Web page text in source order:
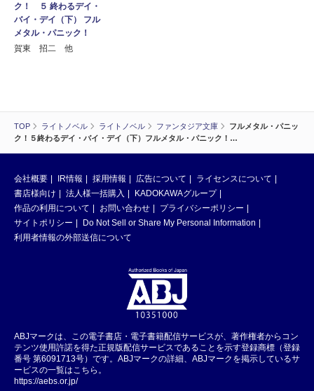
TOP ライトノベル ライトノベル ファンタジア文庫
フルメタル・パニッ
ク！５終わるデイ・バイ・デイ（下）フルメタル・パニック！…
ク！ ５ 終わるデイ・
バイ・デイ（下） フル
メタル・パニック！
賀東 招二 他
会社概要 IR情報 採用情報 広告について
ライセンスについて
書店様向け
法人様一括購入
KADOKAWAグループ
作品の利用について
お問い合わせ
プライバシーポリシー
サイトポリシー
Do Not Sell or Share My Personal Information
利用者情報の外部送信について
ABJマークは、この電子書店・電子書籍配信サービスが、著作権者からコン
テンツ使用許諾を得た正規版配信サービスであることを示す登録商標（登録
番号 第6091713号）です。ABJマークの詳細、ABJマークを掲示しているサ
ービスの一覧はこちら。
https://aebs.or.jp/